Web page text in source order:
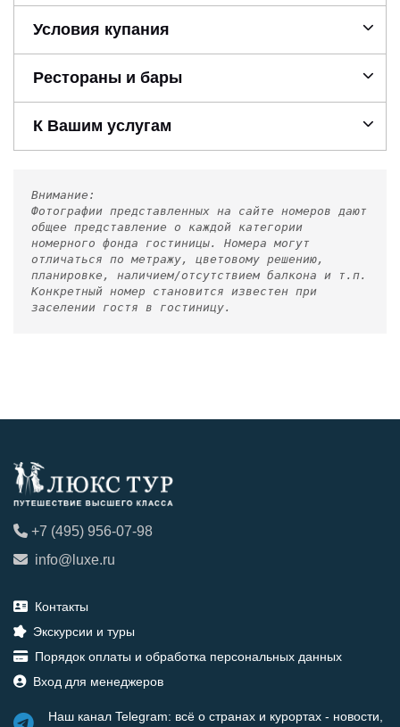
Условия купания
Рестораны и бары
К Вашим услугам
Внимание:
Фотографии представленных на сайте номеров дают
общее представление о каждой категории
номерного фонда гостиницы. Номера могут
отличаться по метражу, цветовому решению,
планировке, наличием/отсутствием балкона и т.п.
Конкретный номер становится известен при
заселении гостя в гостиницу.
+7 (495) 956-07-98
info@luxe.ru
Контакты
Экскурсии и туры
Порядок оплаты и обработка персональных данных
Вход для менеджеров
Наш канал Telegram: всё о странах и курортах - новости,